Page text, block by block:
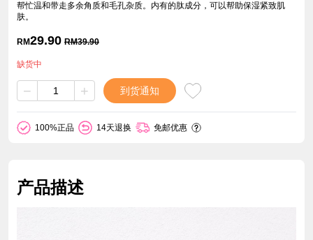
帮忙温和带走多余角质和毛孔杂质。内有的肽成分，可以帮助保湿紧致肌
肤。
RM29.90 RM39.90
缺货中
− + 到货通知
100%正品 14天退换 免邮优惠
产品描述